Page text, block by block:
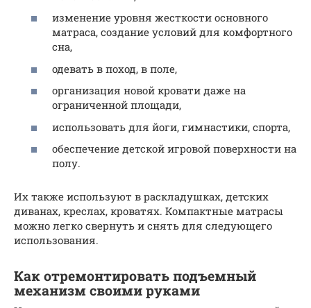
изменение уровня жесткости основного
матраса, создание условий для комфортного
сна,
одевать в поход, в поле,
организация новой кровати даже на
ограниченной площади,
использовать для йоги, гимнастики, спорта,
обеспечение детской игровой поверхности на
полу.
Их также используют в раскладушках, детских
диванах, креслах, кроватях. Компактные матрасы
можно легко свернуть и снять для следующего
использования.
Как отремонтировать подъемный
механизм своими руками